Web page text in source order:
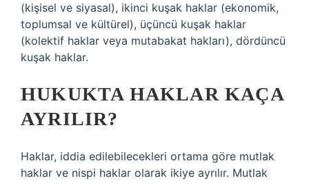
(kişisel ve siyasal), ikinci kuşak haklar (ekonomik,
toplumsal ve kültürel), üçüncü kuşak haklar
(kolektif haklar veya mutabakat hakları), dördüncü
kuşak haklar.
HUKUKTA HAKLAR KAÇA
AYRILIR?
Haklar, iddia edilebilecekleri ortama göre mutlak
haklar ve nispi haklar olarak ikiye ayrılır. Mutlak